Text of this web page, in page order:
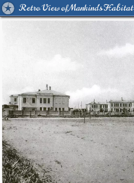
Retro View of Mankind's Habitat